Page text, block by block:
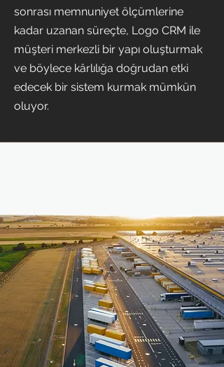
sonrası memnuniyet ölçümlerine
kadar uzanan süreçte, Logo CRM ile
müşteri merkezli bir yapı oluşturmak
ve böylece kârlılığa doğrudan etki
edecek bir sistem kurmak mümkün
oluyor.